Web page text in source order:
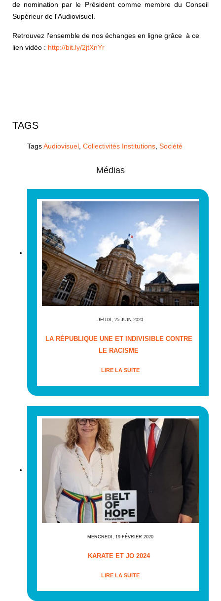
de nomination par le Président comme membre du Conseil
Supérieur de l'Audiovisuel.
Retrouvez l'ensemble de nos échanges en ligne grâce à ce
lien vidéo : http://bit.ly/2jtXnYr
TAGS
TagsAudiovisuel Collectivités Institutions Société
Médias
JEUDI, 25 JUIN 2020
LA RÉPUBLIQUE UNE ET INDIVISIBLE CONTRE
LE RACISME
LIRE LA SUITE
MERCREDI, 19 FÉVRIER 2020
KARATE ET JO 2024
LIRE LA SUITE